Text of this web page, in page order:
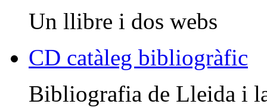
Un llibre i dos webs
CD catàleg bibliogràfic
Bibliografia de Lleida i